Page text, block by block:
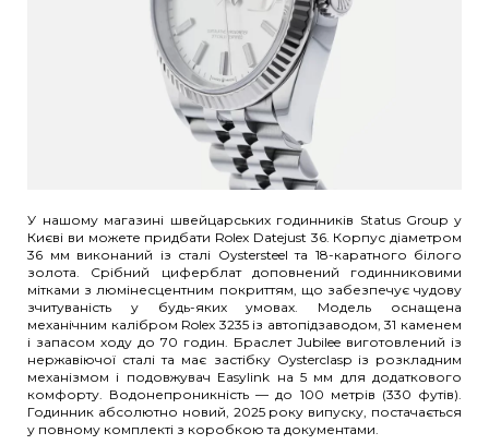
У нашому магазині швейцарських годинників Status Group у
Києві ви можете придбати Rolex Datejust 36. Корпус діаметром
36 мм виконаний із сталі Oystersteel та 18-каратного білого
золота. Срібний циферблат доповнений годинниковими
мітками з люмінесцентним покриттям, що забезпечує чудову
зчитуваність у будь-яких умовах. Модель оснащена
механічним калібром Rolex 3235 із автопідзаводом, 31 каменем
і запасом ходу до 70 годин. Браслет Jubilee виготовлений із
нержавіючої сталі та має застібку Oysterclasp із розкладним
механізмом і подовжувач Easylink на 5 мм для додаткового
комфорту. Водонепроникність — до 100 метрів (330 футів).
Годинник абсолютно новий, 2025 року випуску, постачається
у повному комплекті з коробкою та документами.